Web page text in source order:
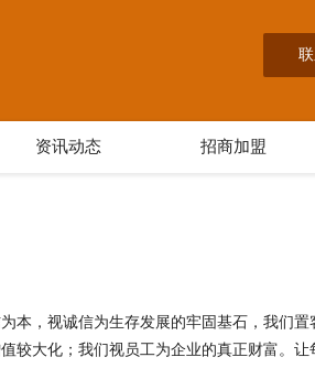
资讯动态 招商加盟
本，视诚信为生存发展的牢固基石，我们
大化；我们视员工为企业的真正财富。让